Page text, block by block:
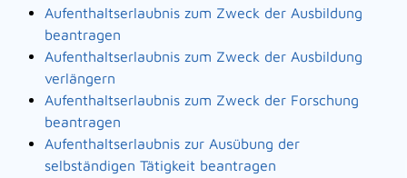
Aufenthaltserlaubnis zum Zweck der Ausbildung
beantragen
Aufenthaltserlaubnis zum Zweck der Ausbildung
verlängern
Aufenthaltserlaubnis zum Zweck der Forschung
beantragen
Aufenthaltserlaubnis zur Ausübung der
selbständigen Tätigkeit beantragen